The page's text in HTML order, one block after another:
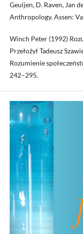
Geuijen, D. Raven, Jan
Anthropology. Assen:
Winch Peter (1992)
Przełożył Tadeusz
Rozumienie
242–295.